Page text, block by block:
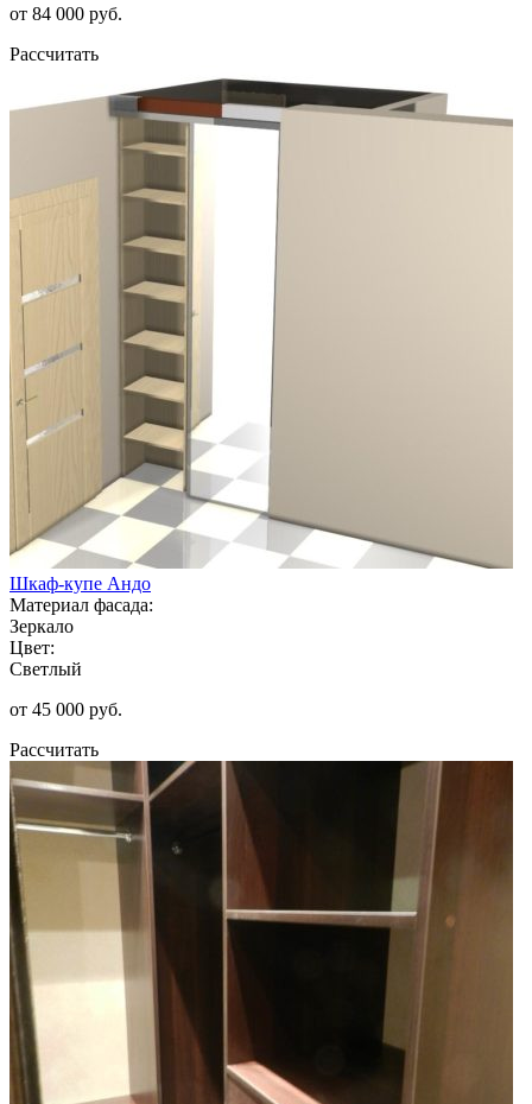
от 84 000 руб.
Рассчитать
Шкаф-купе Андо
Материал фасада:
Зеркало
Цвет:
Светлый
от 45 000 руб.
Рассчитать